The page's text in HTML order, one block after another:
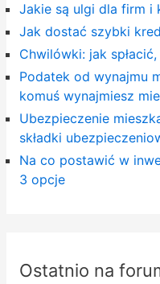
Jakie są ulgi dla firm i
Jak dostać szybki
Chwilówki: jak
Podatek od wynajmu
komuś wynajmiesz
Ubezpieczenie
składki
Na co postawić w
3 opcje
Ostatnio na